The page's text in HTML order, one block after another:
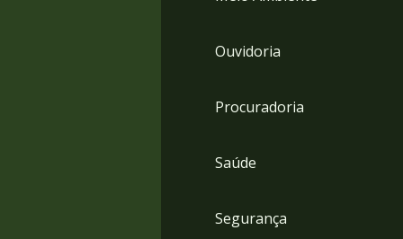
Ouvidoria
Procuradoria
Saúde
Segurança